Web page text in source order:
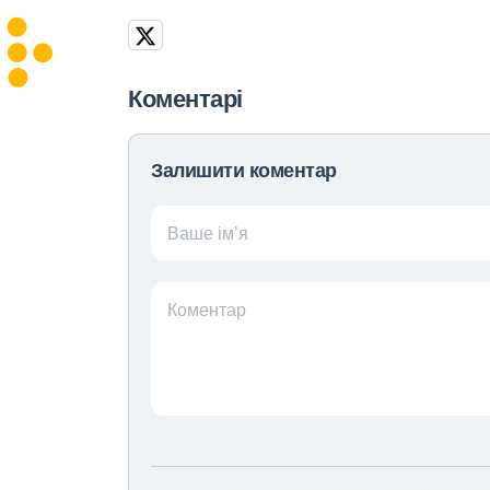
Коментарі
Залишити коментар
Ваше ім’я
Коментар